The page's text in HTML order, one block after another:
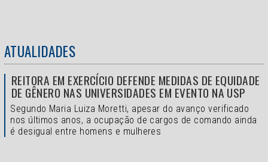
ATUALIDADES
REITORA EM EXERCÍCIO DEFENDE MEDIDAS DE EQUIDADE
DE GÊNERO NAS UNIVERSIDADES EM EVENTO NA USP
Segundo Maria Luiza Moretti, apesar do avanço verificado
nos últimos anos, a ocupação de cargos de comando ainda
é desigual entre homens e mulheres